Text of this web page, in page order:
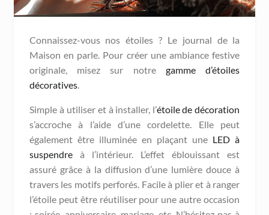
Connaissez-vous nos étoiles ? Le journal de la
Maison en parle. Pour créer une ambiance festive
originale, misez sur notregamme d’étoiles
décoratives.
Simple à utiliser et à installer, l’étoile de décoration
s’accroche à l’aide d’une cordelette. Elle peut
également être illuminée en plaçant une LED à
suspendreà l’intérieur. L’effet éblouissant est
assuré grâce à la diffusion d’une lumière douce à
travers les motifs perforés. Facile à plier et à ranger
l’étoile peut être réutiliser pour une autre occasion